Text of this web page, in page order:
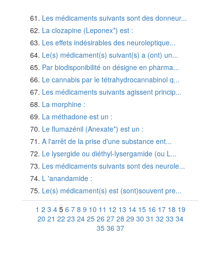
Les médicaments suivants sont des donneur...
La clozapine (Leponex*) est :
Les effets indésirables des neuroleptique...
Le(s) médicament(s) suivant(s) a (ont) un...
Par biodisponibilité on désigne en pharma...
Le cannabis par le tétrahydrocannabinol q...
Les médicaments suivants agissent princip...
La morphine :
La méthadone est un :
Le flumazénil (Anexate*) est un :
A l'arrêt de la prise d'une substance ent...
Le lysergide ou diéthyl-lysergamide (ou L...
Les médicaments suivants sont des neurole...
L 'anandamide :
Le(s) médicament(s) est (sont)souvent pre...
1 2 3 4 5 6 7 8 9 10 11 12 13 14 15 16 17 18 19
20 21 22 23 24 25 26 27 28 29 30 31 32 33 34
35 36 37